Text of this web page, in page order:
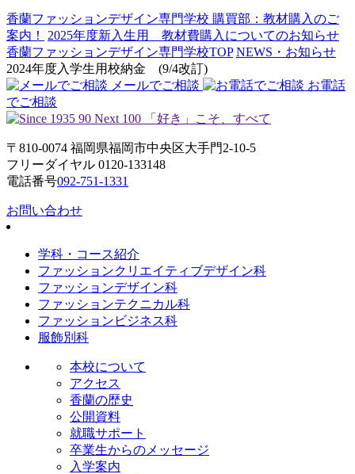
香蘭ファッションデザイン専門学校 購買部：教材購入のご
案内！
2025年度新入生用 教材費購入についてのお知らせ
香蘭ファッションデザイン専門学校TOP NEWS・お知らせ
2024年度入学生用校納金 (9/4改訂)
メールでご相談
お電話
でご相談
〒810-0074 福岡県福岡市中央区大手門2-10-5
フリーダイヤル 0120-133148
電話番号092-751-1331
お問い合わせ
学科・コース紹介
ファッションクリエイティブデザイン科
ファッションデザイン科
ファッションテクニカル科
ファッションビジネス科
服飾別科
本校について
アクセス
香蘭の歴史
公開資料
就職サポート
卒業生からのメッセージ
入学案内